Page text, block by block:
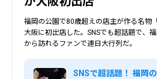
福岡の公園で80歳超えの店主が作る名物
大阪に初出店した。SNSでも超話題で、
から訪れるファンで連日大行列だ。
SNSで超話題！ 福岡